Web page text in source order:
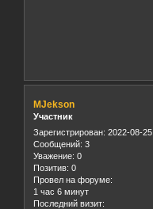
MJekson
Участник
Зарегистрирован: 2022-08-25
Сообщений: 3
Уважение: 0
Позитив: 0
Провел на форуме:
1 час 6 минут
Последний визит: